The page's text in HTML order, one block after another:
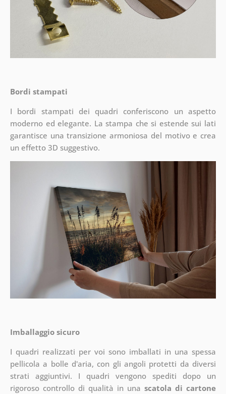
Bordi stampati
I bordi stampati dei quadri conferiscono un aspetto
moderno ed elegante. La stampa che si estende sui lati
garantisce una transizione armoniosa del motivo e crea
un effetto 3D suggestivo.
Imballaggio sicuro
I quadri realizzati per voi sono imballati in una spessa
pellicola a bolle d'aria, con gli angoli protetti da diversi
strati aggiuntivi. I quadri vengono spediti dopo un
rigoroso controllo di qualità in unascatola di cartone